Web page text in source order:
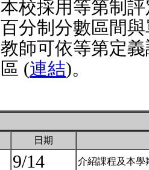
本校採用等第制
百分制分數區間
教師可依等第定
區 (連結)。
日期
9/14 介紹課程及本